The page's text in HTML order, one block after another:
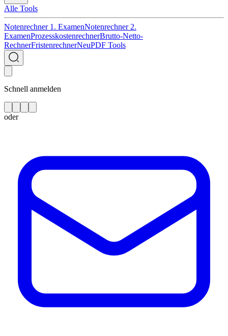
Alle Tools
Notenrechner 1. ExamenNotenrechner 2.
ExamenProzesskostenrechnerBrutto-Netto-
RechnerFristenrechnerNeuPDF Tools
Schnell anmelden
oder